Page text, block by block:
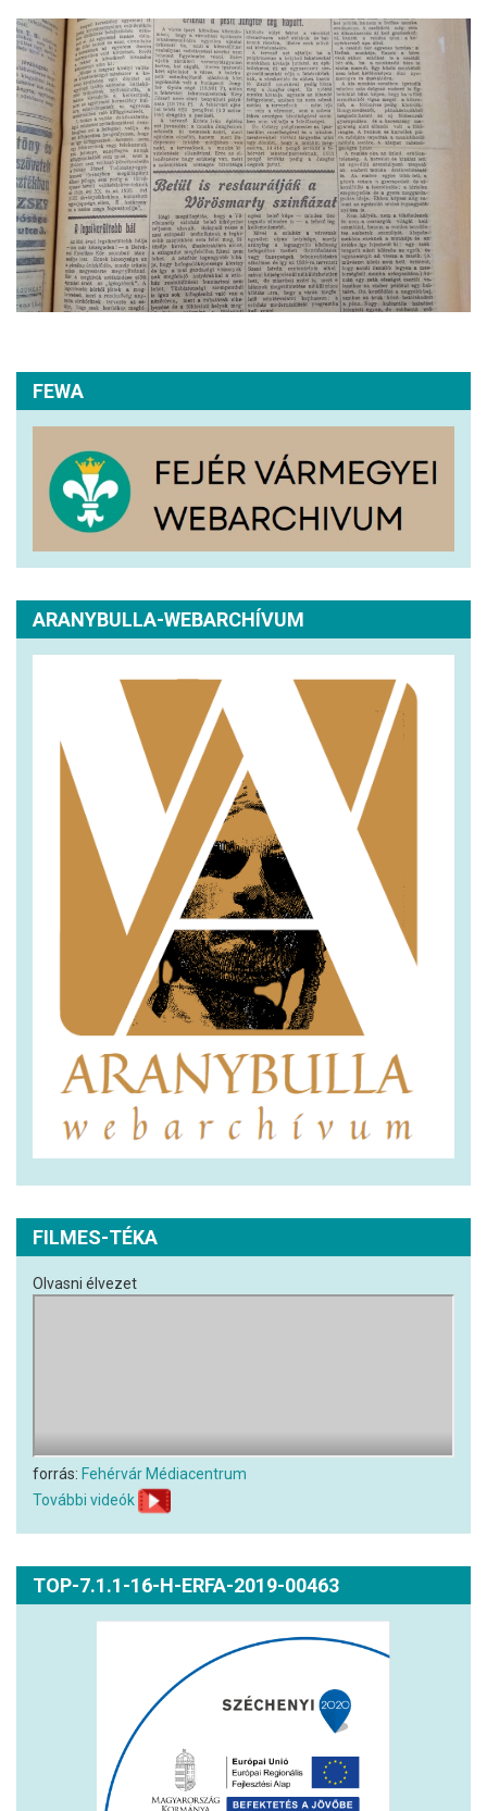
FEWA
ARANYBULLA-WEBARCHÍVUM
FILMES-TÉKA
Olvasni élvezet
forrás: Fehérvár Médiacentrum
További videók
TOP-7.1.1-16-H-ERFA-2019-00463